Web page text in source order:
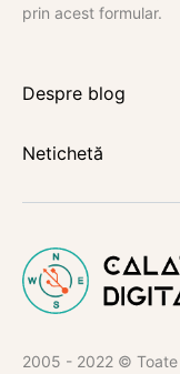
prin acest formular.
Despre blog
Netichetă
2005 - 2022 ©